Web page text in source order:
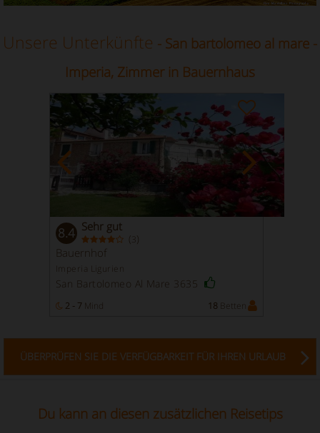
Unsere Unterkünfte - San bartolomeo al mare -
Imperia, Zimmer in Bauernhaus
8.4 Sehr gut
( 3 )
Bauernhof
Imperia Ligurien
San Bartolomeo Al Mare 3635
2 - 7 Mind 18 Betten
ÜBERPRÜFEN SIE DIE VERFÜGBARKEIT FÜR IHREN URLAUB
Du kann an diesen zusätzlichen Reisetips